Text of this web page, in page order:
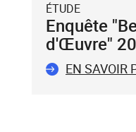
clavier.
Vous
ne
pouvez
ÉTUDE
Enquête
d'Œuvre"
EN SAVOIR